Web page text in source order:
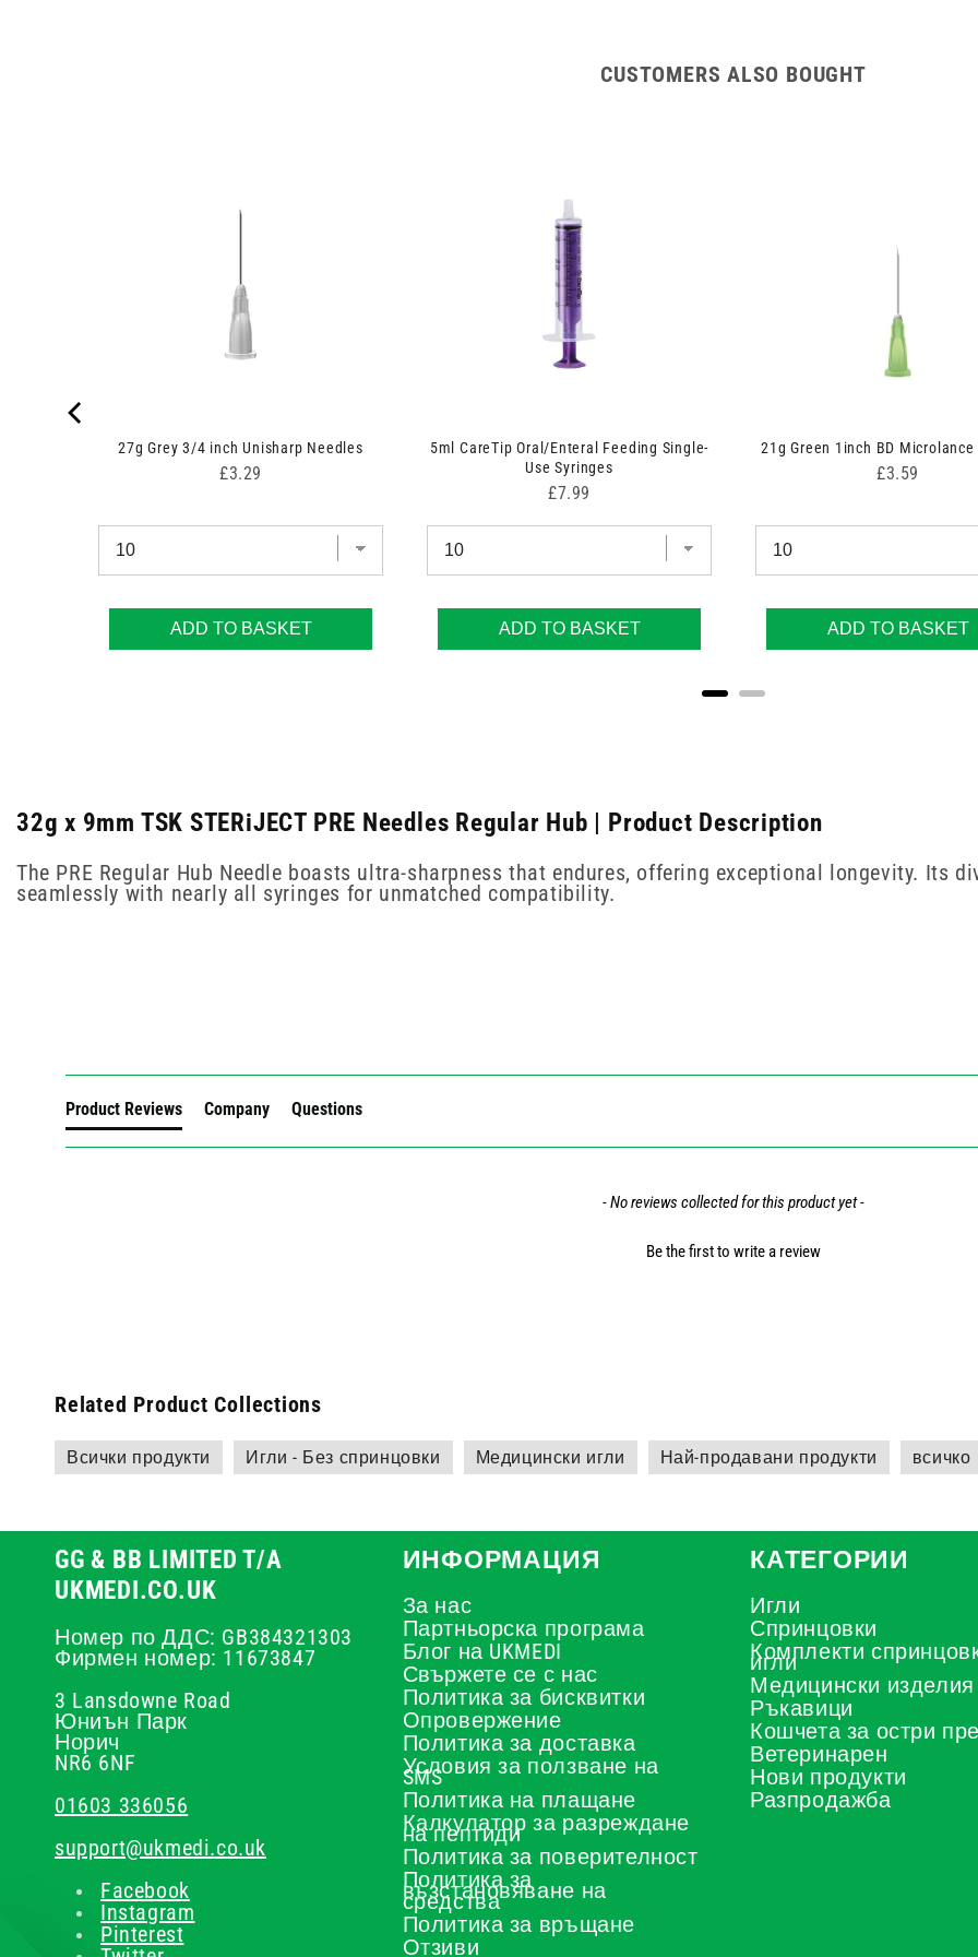
CUSTOMERS ALSO BOUGHT
27g Grey 3/4 inch Unisharp Needles
Price
£3.29
ADD TO BASKET
5ml CareTip Oral/Enteral Feeding Single-
Use Syringes
Price
£7.99
ADD TO BASKET
21g Green 1inch BD
Price
£3.59
ADD TO BASKET
32g x 9mm TSK STERiJECT PRE Needles Regular Hub | Product Description
The PRE Regular Hub Needle boasts ultra-sharpness that endures, offering exceptional longevity. Its
seamlessly with nearly all syringes for unmatched compatibility.
Product Reviews Company Questions
- No reviews collected for this product yet -
Be the first to write a review
Related Product Collections
Всички продукти Игли - Без спринцовки Медицински игли Най-продавани продукти всичко
GG & BB LIMITED T/A
UKMEDI.CO.UK
Номер по ДДС: GB384321303
Фирмен номер: 11673847
3 Lansdowne Road
Юниън Парк
Норич
NR6 6NF
01603 336056
support@ukmedi.co.uk
Facebook
Instagram
Pinterest
ИНФОРМАЦИЯ
За нас
Партньорска програма
Блог на UKMEDI
Свържете се с нас
Политика за бисквитки
Опровержение
Политика за доставка
Условия за ползване на
SMS
Политика на плащане
Калкулатор за разреждане
на пептиди
Политика за поверителност
Политика за
възстановяване на
средства
Политика за връщане
Отзиви
КАТЕГОРИИ
Игли
Спринцовки
Комплекти
игли
Медицински изделия
Ръкавици
Кошчета за остри
Ветеринарен
Нови продукти
Разпродажба